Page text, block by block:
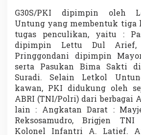
G30S/PKI dipimpin oleh
Untung yang membentuk tiga
tugas penculikan, yaitu :
dipimpin Lettu Dul Arief,
Pringgondani dipimpin
serta Pasukan Bima Sakti
Suradi. Selain Letkol
kawan, PKI didukung oleh
ABRI (TNI/Polri) dari berbagai
lain : Angkatan Darat :
Reksosamudro, Brigjen TNI
Kolonel Infantri A. Latief.